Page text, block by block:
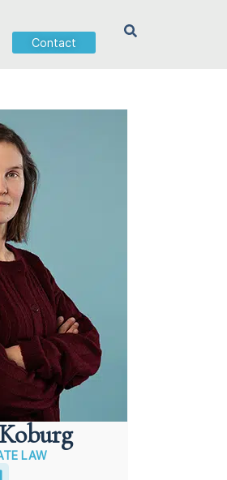
Contact
LAW